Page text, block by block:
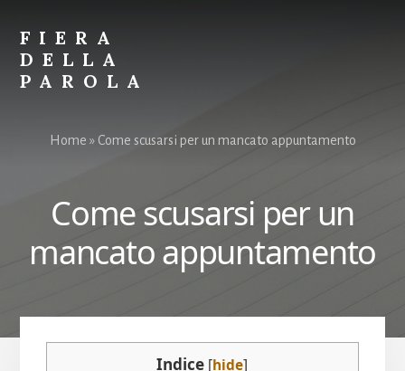
content
primary
sidebar
FIERA
DELLA
PAROLA
Spiegare
Home » Come scusarsi per un mancato appuntamento
Come scusarsi per un
mancato appuntamento
Indice [hide]